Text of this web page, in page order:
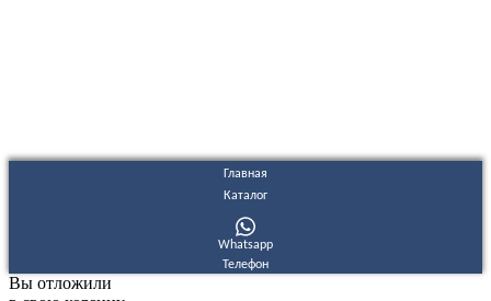
Главная
Каталог
Whatsapp
Телефон
Вы отложили